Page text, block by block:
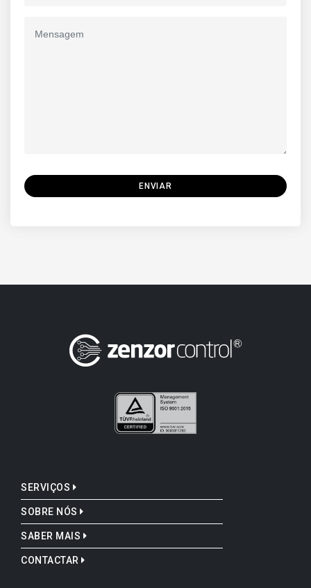
ENVIAR
SERVIÇOS
SOBRE NÓS
SABER MAIS
CONTACTAR